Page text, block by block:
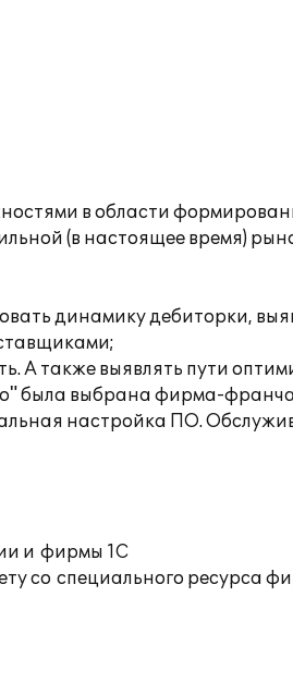
в области
(в настоящее время)
динамику дебиторки,
А также выявлять пути
была выбрана фирма-
настройка ПО.
и фирмы 1С
со специального ресурса